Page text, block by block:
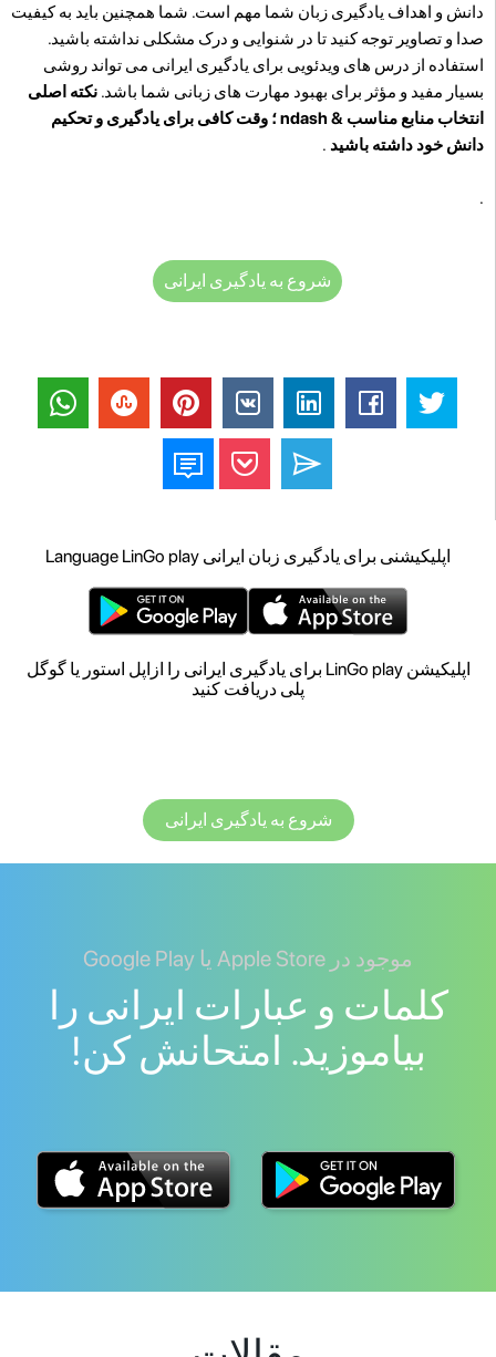
دانش و اهداف یادگیری زبان شما مهم است. شما همچنین باید به کیفیت
صدا و تصاویر توجه کنید تا در شنوایی و درک مشکلی نداشته باشید.
استفاده از درس های ویدئویی برای یادگیری ایرانی می تواند روشی
بسیار مفید و مؤثر برای بهبود مهارت های زبانی شما باشد. نکته اصلی
انتخاب منابع مناسب & ndash ؛ وقت کافی برای یادگیری و تحکیم
دانش خود داشته باشید .
.
شروع به یادگیری ایرانی
اپلیکیشنی برای یادگیری زبان ایرانی Language LinGo play
اپلیکیشن LinGo play برای یادگیری ایرانی را ازاپل استور یا گوگل
پلی دریافت کنید
شروع به یادگیری ایرانی
موجود در Apple Store یا Google Play
کلمات و عبارات ایرانی را
بیاموزید. امتحانش کن!